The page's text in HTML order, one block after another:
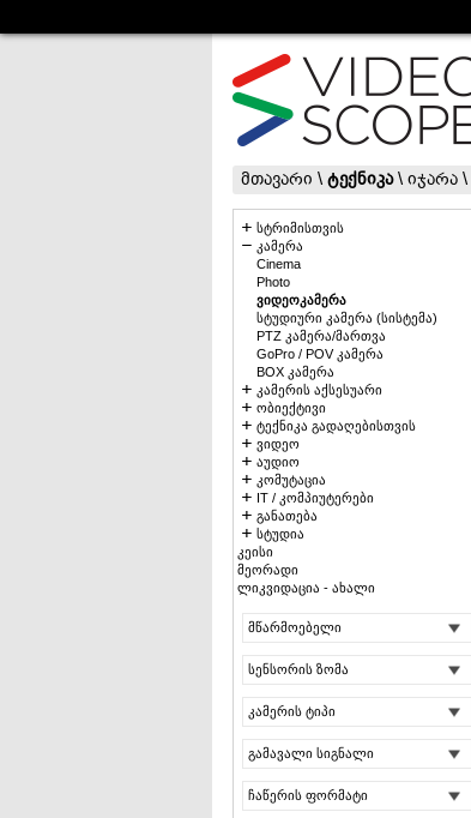
მთავარი \ ტექნიკა\ იჯარა \
სტრიმისთვის
კამერა
Cinema
Photo
ვიდეოკამერა
სტუდიური კამერა (სისტემა)
PTZ კამერა/მართვა
GoPro / POV კამერა
BOX კამერა
კამერის აქსესუარი
ობიექტივი
ტექნიკა გადაღებისთვის
ვიდეო
აუდიო
კომუტაცია
IT / კომპიუტერები
განათება
სტუდია
კეისი
მეორადი
ლიკვიდაცია - ახალი
მწარმოებელი
სენსორის ზომა
კამერის ტიპი
გამავალი სიგნალი
ჩაწერის ფორმატი